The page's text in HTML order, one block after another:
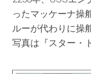
ったマッケーナ操
ルーが代わりに操
写真は『スター・